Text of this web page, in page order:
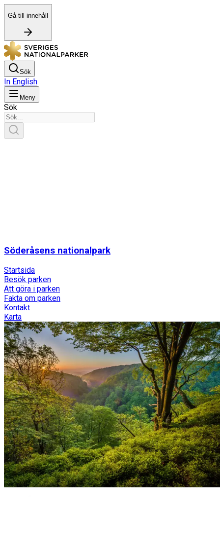
Gå till innehåll
Sök
In English
Meny
Sök
Söderåsens nationalpark
Startsida
Besök parken
Att göra i parken
Fakta om parken
Kontakt
Karta